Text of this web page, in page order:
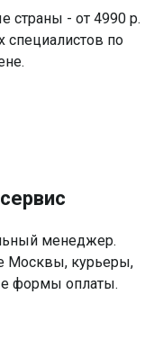
страны - от 4990 р.
по
менеджер.
Москвы, курьеры,
формы оплаты.